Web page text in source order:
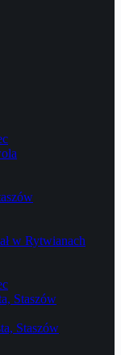
w Rytwianach
Staszów
Staszów